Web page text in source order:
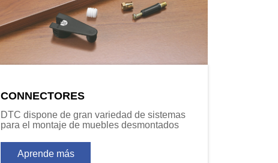
CONNECTORES
DTC dispone de gran variedad de sistemas
para el montaje de muebles desmontados
Aprende más